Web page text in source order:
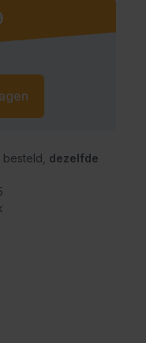
dezelfde